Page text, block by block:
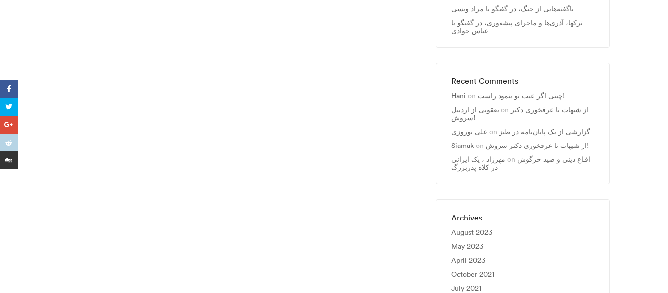
ناگفته‌هایی از جنگ، در گفتگو با مراد ویسی
ترکها، آذری‌ها و ماجرای پیشه‌وری، در گفتگو با
عباس جوادی
Recent Comments
Hani on
چینی اگر عیب تو بنمود راست!
یعقوبی از اردبیل on از شبهات تا عرقخوری دکتر
سروش!
علی نوروزی on گزارشی از یک پایان‌نامه در طنز
Siamak on
از شبهات تا عرقخوری دکتر سروش!
مهرزاد ، يک ايرانی on اقناع دینی و صید خرگوش
در کلاه پدربزرگ
Archives
August 2023
May 2023
April 2023
October 2021
July 2021